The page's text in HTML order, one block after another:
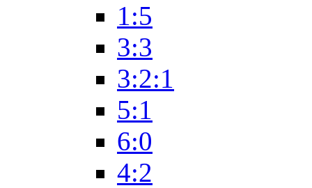
1:5
3:3
3:2:1
5:1
6:0
4:2